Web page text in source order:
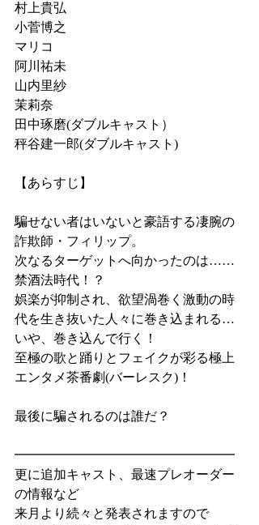
村上貴弘
小菅博之
マリコ
阿川祐未
山内里紗
茉莉奈
田中琢磨(ダブルキャスト）
秤谷建一郎(ダブルキャスト)
【あらすじ】
騙せない者はいないと豪語する凄腕の
詐欺師・フィリップ。
次なるターゲットへ向かったのは……
禁酒法時代！？
娯楽が抑制され、欲望渦巻く激動の時
代を生き抜いた人々に巻き込まれる…
いや、巻き込んで行く！
至極の歌と踊りとフェイクが彩る極上
エンタメ茶番劇(バーレスク)！
最後に騙されるのは誰だ？
━━━━━━━━━━━━━━━━━
更に追加キャスト、最速プレオーダー
の情報など
来月より続々と発表されますので